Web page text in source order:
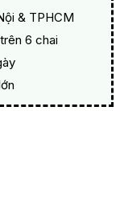
& TPHCM
6 chai